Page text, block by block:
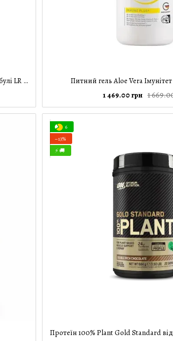
Розчинний суп зі смаком броколі, картоплі та цибулі LR Figuactive, 488 г Питний гель Aloe Verа
1
1 469.00 грн
6
−13%
⚡ 🚚